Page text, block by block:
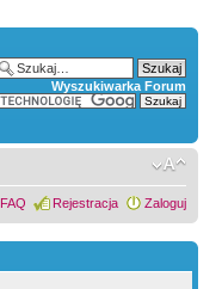
Wyszukiwarka Forum
FAQ Rejestracja Zaloguj